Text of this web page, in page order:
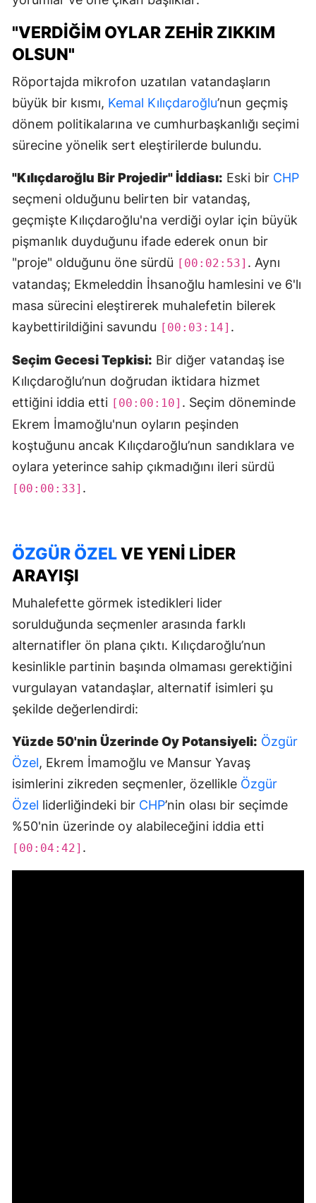
"VERDIĞIM OYLAR ZEHIR ZIKKIM
OLSUN"
Röportajda mikrofon uzatılan vatandaşların
büyük bir kısmı, Kemal Kılıçdaroğlu’nun geçmiş
dönem politikalarına ve cumhurbaşkanlığı seçimi
sürecine yönelik sert eleştirilerde bulundu.
"Kılıçdaroğlu Bir Projedir" İddiası: Eski bir CHP
seçmeni olduğunu belirten bir vatandaş,
geçmişte Kılıçdaroğlu'na verdiği oylar için büyük
pişmanlık duyduğunu ifade ederek onun bir
"proje" olduğunu öne sürdü [00:02:53] . Aynı
vatandaş; Ekmeleddin İhsanoğlu hamlesini ve 6'lı
masa sürecini eleştirerek muhalefetin bilerek
kaybettirildiğini savundu [00:03:14] .
Seçim Gecesi Tepkisi: Bir diğer vatandaş ise
Kılıçdaroğlu’nun doğrudan iktidara hizmet
ettiğini iddia etti [00:00:10] . Seçim döneminde
Ekrem İmamoğlu'nun oyların peşinden
koştuğunu ancak Kılıçdaroğlu’nun sandıklara ve
oylara yeterince sahip çıkmadığını ileri sürdü
[00:00:33] .
ÖZGÜR ÖZELVE YENI LIDER
ARAYIŞI
Muhalefette görmek istedikleri lider
sorulduğunda seçmenler arasında farklı
alternatifler ön plana çıktı. Kılıçdaroğlu’nun
kesinlikle partinin başında olmaması gerektiğini
vurgulayan vatandaşlar, alternatif isimleri şu
şekilde değerlendirdi:
Yüzde 50'nin Üzerinde Oy Potansiyeli: Özgür
Özel, Ekrem İmamoğlu ve Mansur Yavaş
isimlerini zikreden seçmenler, özellikle Özgür
Özel liderliğindeki bir CHP’nin olası bir seçimde
%50'nin üzerinde oy alabileceğini iddia etti
[00:04:42] .